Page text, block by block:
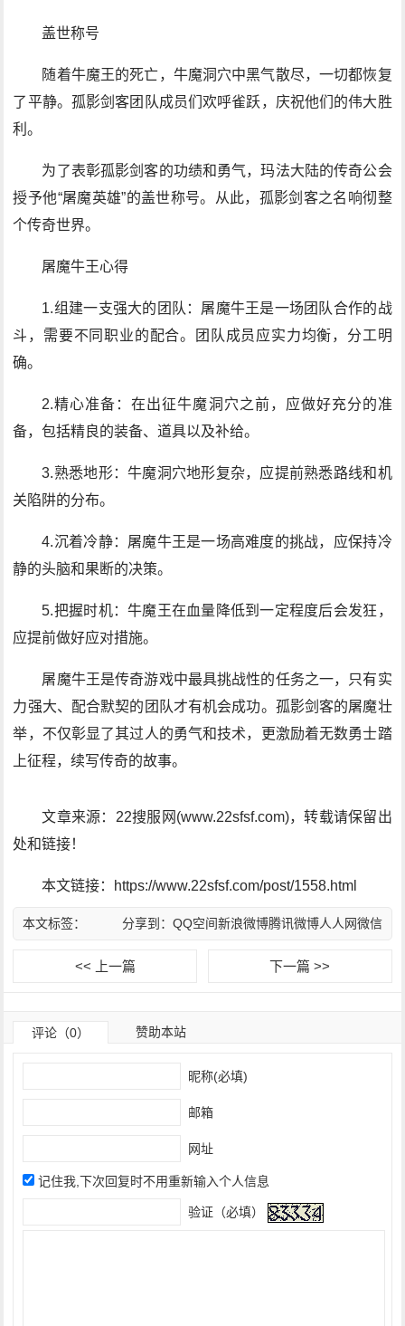
盖世称号
随着牛魔王的死亡，牛魔洞穴中黑气散尽，一切都恢复
了平静。孤影剑客团队成员们欢呼雀跃，庆祝他们的伟大胜
利。
为了表彰孤影剑客的功绩和勇气，玛法大陆的传奇公会
授予他“屠魔英雄”的盖世称号。从此，孤影剑客之名响彻整
个传奇世界。
屠魔牛王心得
1.组建一支强大的团队：屠魔牛王是一场团队合作的战
斗，需要不同职业的配合。团队成员应实力均衡，分工明
确。
2.精心准备：在出征牛魔洞穴之前，应做好充分的准
备，包括精良的装备、道具以及补给。
3.熟悉地形：牛魔洞穴地形复杂，应提前熟悉路线和机
关陷阱的分布。
4.沉着冷静：屠魔牛王是一场高难度的挑战，应保持冷
静的头脑和果断的决策。
5.把握时机：牛魔王在血量降低到一定程度后会发狂，
应提前做好应对措施。
屠魔牛王是传奇游戏中最具挑战性的任务之一，只有实
力强大、配合默契的团队才有机会成功。孤影剑客的屠魔壮
举，不仅彰显了其过人的勇气和技术，更激励着无数勇士踏
上征程，续写传奇的故事。
文章来源：22搜服网(www.22sfsf.com)，转载请保留出
处和链接！
本文链接：https://www.22sfsf.com/post/1558.html
分享到： QQ空间新浪微博腾讯微博人人网微信
本文标签：
<< 上一篇 下一篇 >>
评论（0） 赞助本站
昵称(必填)
邮箱
网址
记住我,下次回复时不用重新输入个人信息
验证（必填）